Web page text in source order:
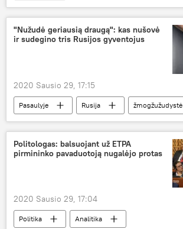
Europos Tarybos Parlamentinė Asamblėja (ETPA)
Rusija
"Nužudė geriausią draugą": kas nušovė
ir sudegino tris Rusijos gyventojus
2020 Sausio 29, 17:15
Pasaulyje Rusija žmogžužudystė
Politologas: balsuojant už ETPA
pirmininko pavaduotoją nugalėjo protas
2020 Sausio 29, 17:04
Politika
Analitika